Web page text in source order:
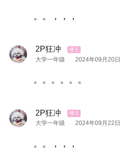
。。，，，
2P狂冲
大学一年级 2024年09月20日
。。。。。。
2P狂冲
大学一年级 2024年09月22日
。。，，，